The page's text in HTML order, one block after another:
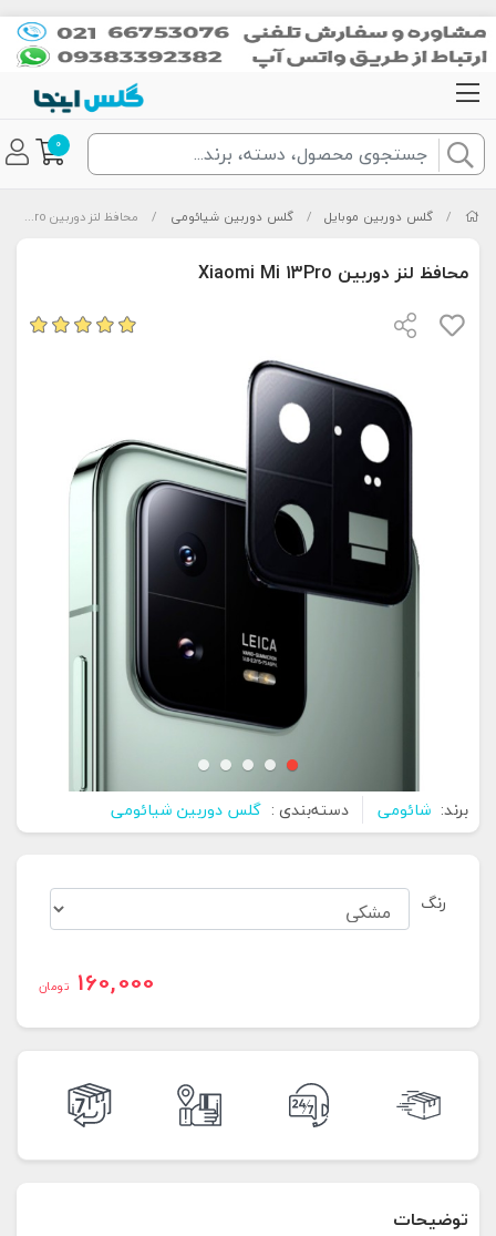
0
/ گلس دوربین موبایل / گلس دوربین شیائومی / محافظ لنز دوربین Xiaomi Mi 13Pro
محافظ لنز دوربین Xiaomi Mi 13Pro
برند: شائومی دسته‌بندی : گلس دوربین شیائومی
رنگ
160,000 تومان
توضیحات